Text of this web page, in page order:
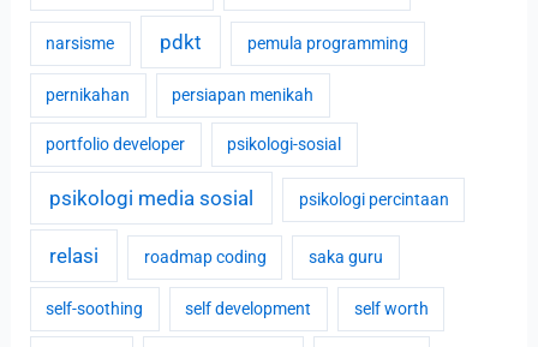
narsisme pdkt pemula programming
pernikahan persiapan menikah
portfolio developer psikologi-sosial
psikologi media sosial psikologi percintaan
relasi roadmap coding saka guru
self-soothing self development self worth